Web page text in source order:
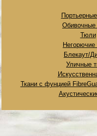
Обивочные
Тюли
Негорючие
Блекаут/
Уличные
Ткани с фунцией